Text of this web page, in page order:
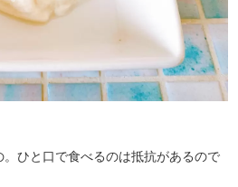
ひと口で食べるのは抵抗があるので